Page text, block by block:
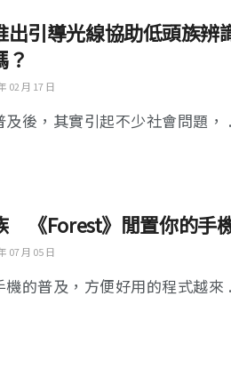
出引導光線協助低頭族
？
02 月 17 日
及後，其實引起不少社會問題，
《Forest》閒置你的手
07 月 05 日
機的普及，方便好用的程式越來